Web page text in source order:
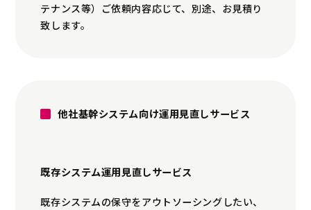
テナンス等）ご依頼内容応じて、別途、お見積り
致します。
他社基幹システム向け運用見直しサービス
既存システム運用見直しサービス
既存システムの保守をアウトソーシングしたい、